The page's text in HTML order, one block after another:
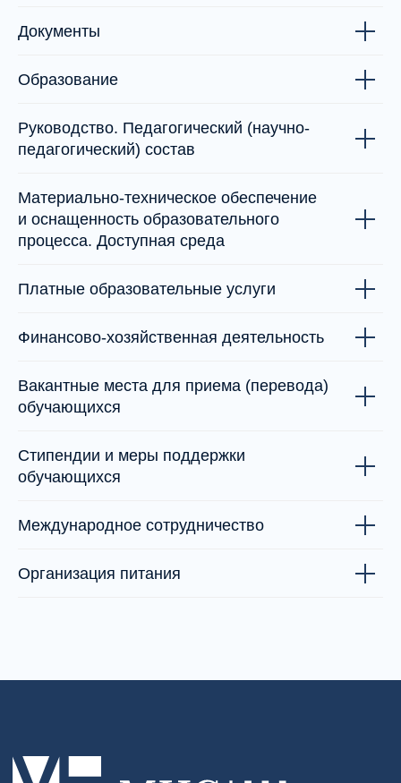
Документы
Образование
Руководство. Педагогический (научно-
педагогический) состав
Материально-техническое обеспечение
и оснащенность образовательного
процесса. Доступная среда
Платные образовательные услуги
Финансово-хозяйственная деятельность
Вакантные места для приема (перевода)
обучающихся
Стипендии и меры поддержки
обучающихся
Международное сотрудничество
Организация питания
+7 (495) 108-04-63
school@mhcenter.ru